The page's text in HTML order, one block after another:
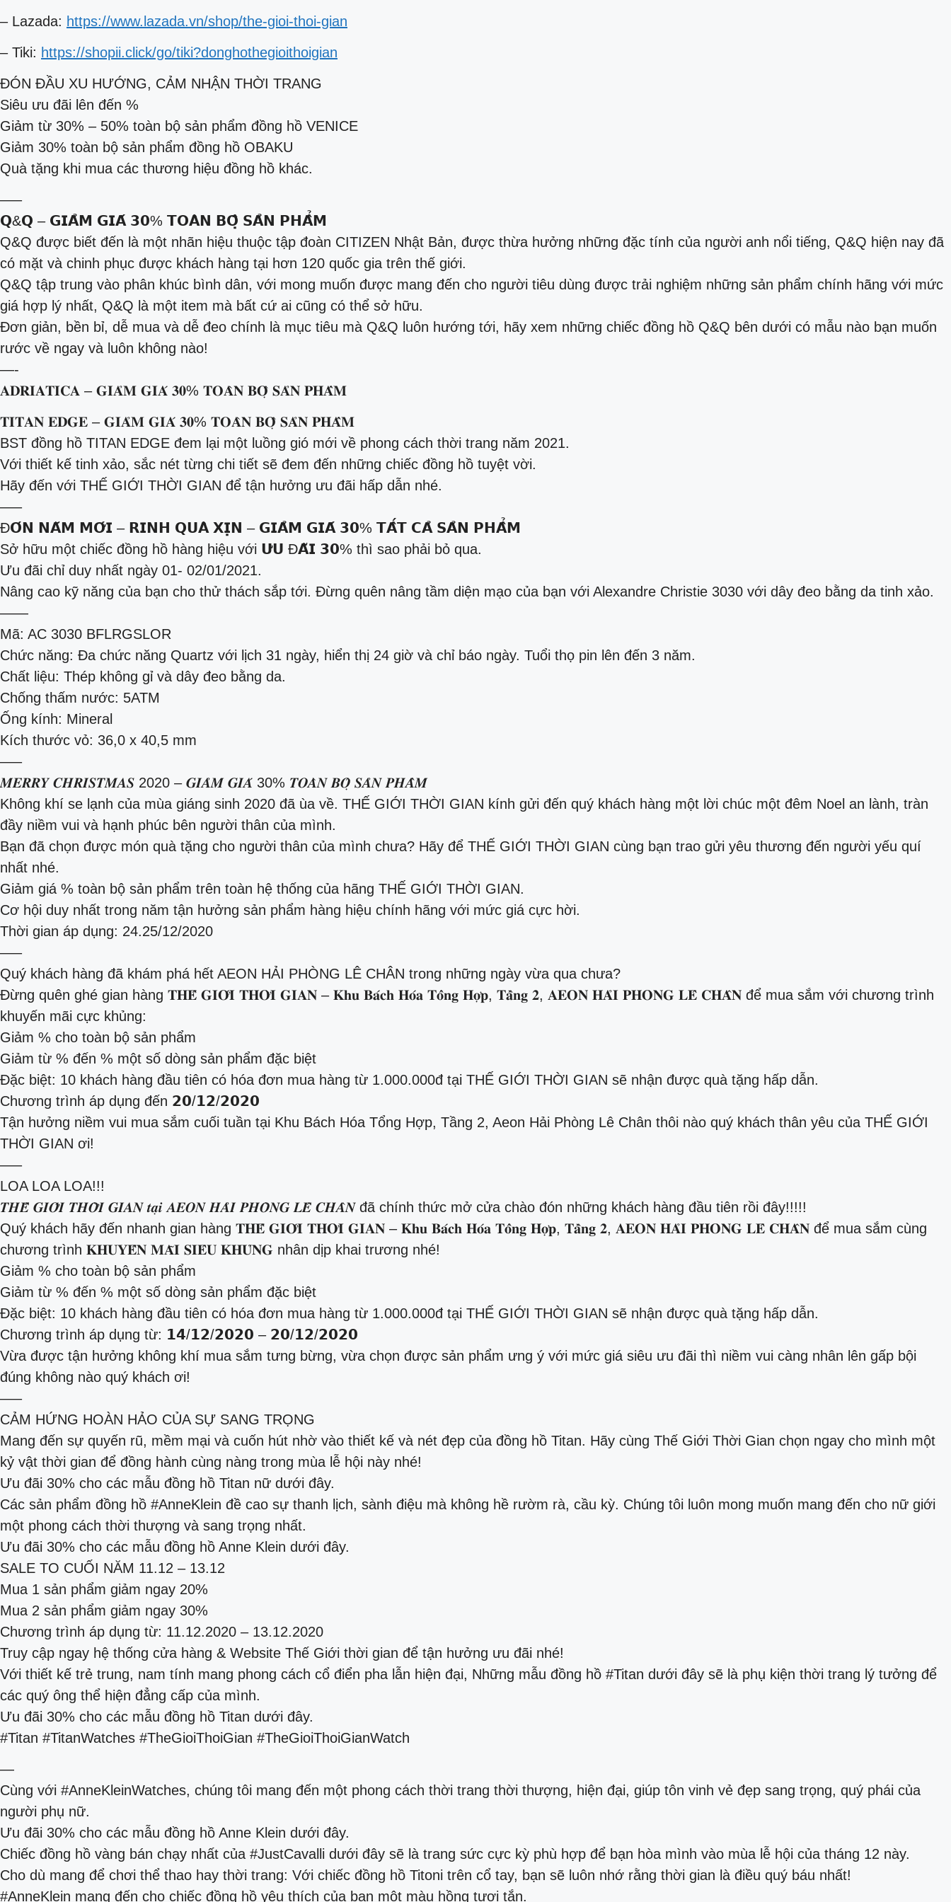
– Lazada: https://www.lazada.vn/shop/the-gioi-thoi-gian
– Tiki: https://shopii.click/go/tiki?donghothegioithoigian
ĐÓN ĐẦU XU HƯỚNG, CẢM NHẬN THỜI TRANG
Siêu ưu đãi lên đến %
Giảm từ 30% – 50% toàn bộ sản phẩm đồng hồ VENICE
Giảm 30% toàn bộ sản phẩm đồng hồ OBAKU
Quà tặng khi mua các thương hiệu đồng hồ khác.
—–
𝗤&𝗤 – 𝗚𝗜𝗔̉𝗠 𝗚𝗜𝗔́ 𝟯𝟬% 𝗧𝗢𝗔̀𝗡 𝗕𝗢̣̂ 𝗦𝗔̉𝗡 𝗣𝗛𝗔̂̉𝗠
Q&Q được biết đến là một nhãn hiệu thuộc tập đoàn CITIZEN Nhật Bản, được thừa hưởng những đặc tính của người anh nổi tiếng, Q&Q hiện nay đã
có mặt và chinh phục được khách hàng tại hơn 120 quốc gia trên thế giới.
Q&Q tập trung vào phân khúc bình dân, với mong muốn được mang đến cho người tiêu dùng được trải nghiệm những sản phẩm chính hãng với mức
giá hợp lý nhất, Q&Q là một item mà bất cứ ai cũng có thể sở hữu.
Đơn giản, bền bỉ, dễ mua và dễ đeo chính là mục tiêu mà Q&Q luôn hướng tới, hãy xem những chiếc đồng hồ Q&Q bên dưới có mẫu nào bạn muốn
rước về ngay và luôn không nào!
—-
𝐀𝐃𝐑𝐈𝐀𝐓𝐈𝐂𝐀 – 𝐆𝐈𝐀̉𝐌 𝐆𝐈𝐀́ 𝟑𝟎% 𝐓𝐎𝐀̀𝐍 𝐁𝐎̣̂ 𝐒𝐀̉𝐍 𝐏𝐇𝐀̂̉𝐌
𝐓𝐈𝐓𝐀𝐍 𝐄𝐃𝐆𝐄 – 𝐆𝐈𝐀̉𝐌 𝐆𝐈𝐀́ 𝟑𝟎% 𝐓𝐎𝐀̀𝐍 𝐁𝐎̣̂ 𝐒𝐀̉𝐍 𝐏𝐇𝐀̂̉𝐌
BST đồng hồ TITAN EDGE đem lại một luồng gió mới về phong cách thời trang năm 2021.
Với thiết kế tinh xảo, sắc nét từng chi tiết sẽ đem đến những chiếc đồng hồ tuyệt vời.
Hãy đến với THẾ GIỚI THỜI GIAN để tận hưởng ưu đãi hấp dẫn nhé.
—–
Đ𝗢́𝗡 𝗡𝗔̆𝗠 𝗠𝗢̛́𝗜 – 𝗥𝗜𝗡𝗛 𝗤𝗨𝗔̀ 𝗫𝗜̣𝗡 – 𝗚𝗜𝗔̉𝗠 𝗚𝗜𝗔́ 𝟯𝟬% 𝗧𝗔̂́𝗧 𝗖𝗔̉ 𝗦𝗔̉𝗡 𝗣𝗛𝗔̂̉𝗠
Sở hữu một chiếc đồng hồ hàng hiệu với 𝗨̛𝗨 Đ𝗔̃𝗜 𝟯𝟬% thì sao phải bỏ qua.
Ưu đãi chỉ duy nhất ngày 01- 02/01/2021.
Nâng cao kỹ năng của bạn cho thử thách sắp tới. Đừng quên nâng tầm diện mạo của bạn với Alexandre Christie 3030 với dây đeo bằng da tinh xảo.
——
Mã: AC 3030 BFLRGSLOR
Chức năng: Đa chức năng Quartz với lịch 31 ngày, hiển thị 24 giờ và chỉ báo ngày. Tuổi thọ pin lên đến 3 năm.
Chất liệu: Thép không gỉ và dây đeo bằng da.
Chống thấm nước: 5ATM
Ống kính: Mineral
Kích thước vỏ: 36,0 x 40,5 mm
—–
𝑴𝑬𝑹𝑹𝒀 𝑪𝑯𝑹𝑰𝑺𝑻𝑴𝑨𝑺 2020 – 𝑮𝑰𝑨̉𝑴 𝑮𝑰𝑨́ 30% 𝑻𝑶𝑨̀𝑵 𝑩𝑶̣̂ 𝑺𝑨̉𝑵 𝑷𝑯𝑨̂̉𝑴
Không khí se lạnh của mùa giáng sinh 2020 đã ùa về. THẾ GIỚI THỜI GIAN kính gửi đến quý khách hàng một lời chúc một đêm Noel an lành, tràn
đầy niềm vui và hạnh phúc bên người thân của mình.
Bạn đã chọn được món quà tặng cho người thân của mình chưa? Hãy để THẾ GIỚI THỜI GIAN cùng bạn trao gửi yêu thương đến người yếu quí
nhất nhé.
Giảm giá % toàn bộ sản phẩm trên toàn hệ thống của hãng THẾ GIỚI THỜI GIAN.
Cơ hội duy nhất trong năm tận hưởng sản phẩm hàng hiệu chính hãng với mức giá cực hời.
Thời gian áp dụng: 24.25/12/2020
—–
Quý khách hàng đã khám phá hết AEON HẢI PHÒNG LÊ CHÂN trong những ngày vừa qua chưa?
Đừng quên ghé gian hàng 𝐓𝐇𝐄̂́ 𝐆𝐈𝐎̛́𝐈 𝐓𝐇𝐎̛̀𝐈 𝐆𝐈𝐀𝐍 – 𝐊𝐡𝐮 𝐁𝐚́𝐜𝐡 𝐇𝐨́𝐚 𝐓𝐨̂̉𝐧𝐠 𝐇𝐨̛̣𝐩, 𝐓𝐚̂̀𝐧𝐠 𝟐, 𝐀𝐄𝐎𝐍 𝐇𝐀̉𝐈 𝐏𝐇𝐎̀𝐍𝐆 𝐋𝐄̂ 𝐂𝐇𝐀̂𝐍 để mua sắm với chương trình
khuyến mãi cực khủng:
Giảm % cho toàn bộ sản phẩm
Giảm từ % đến % một số dòng sản phẩm đặc biệt
Đặc biệt: 10 khách hàng đầu tiên có hóa đơn mua hàng từ 1.000.000đ tại THẾ GIỚI THỜI GIAN sẽ nhận được quà tặng hấp dẫn.
Chương trình áp dụng đến 𝟮𝟬/𝟭𝟮/𝟮𝟬𝟮𝟬
Tận hưởng niềm vui mua sắm cuối tuần tại Khu Bách Hóa Tổng Hợp, Tầng 2, Aeon Hải Phòng Lê Chân thôi nào quý khách thân yêu của THẾ GIỚI
THỜI GIAN ơi!
—–
LOA LOA LOA!!!
𝑻𝑯𝑬̂́ 𝑮𝑰𝑶̛́𝑰 𝑻𝑯𝑶̛̀𝑰 𝑮𝑰𝑨𝑵 𝒕𝒂̣𝒊 𝑨𝑬𝑶𝑵 𝑯𝑨̉𝑰 𝑷𝑯𝑶̀𝑵𝑮 𝑳𝑬̂ 𝑪𝑯𝑨̂𝑵 đã chính thức mở cửa chào đón những khách hàng đầu tiên rồi đây!!!!!
Quý khách hãy đến nhanh gian hàng 𝐓𝐇𝐄̂́ 𝐆𝐈𝐎̛́𝐈 𝐓𝐇𝐎̛̀𝐈 𝐆𝐈𝐀𝐍 – 𝐊𝐡𝐮 𝐁𝐚́𝐜𝐡 𝐇𝐨́𝐚 𝐓𝐨̂̉𝐧𝐠 𝐇𝐨̛̣𝐩, 𝐓𝐚̂̀𝐧𝐠 𝟐, 𝐀𝐄𝐎𝐍 𝐇𝐀̉𝐈 𝐏𝐇𝐎̀𝐍𝐆 𝐋𝐄̂ 𝐂𝐇𝐀̂𝐍 để mua sắm cùng
chương trình 𝐊𝐇𝐔𝐘𝐄̂́𝐍 𝐌𝐀̃𝐈 𝐒𝐈𝐄̂𝐔 𝐊𝐇𝐔̉𝐍𝐆 nhân dịp khai trương nhé!
Giảm % cho toàn bộ sản phẩm
Giảm từ % đến % một số dòng sản phẩm đặc biệt
Đặc biệt: 10 khách hàng đầu tiên có hóa đơn mua hàng từ 1.000.000đ tại THẾ GIỚI THỜI GIAN sẽ nhận được quà tặng hấp dẫn.
Chương trình áp dụng từ: 𝟭𝟰/𝟭𝟮/𝟮𝟬𝟮𝟬 – 𝟮𝟬/𝟭𝟮/𝟮𝟬𝟮𝟬
Vừa được tận hưởng không khí mua sắm tưng bừng, vừa chọn được sản phẩm ưng ý với mức giá siêu ưu đãi thì niềm vui càng nhân lên gấp bội
đúng không nào quý khách ơi!
—–
CẢM HỨNG HOÀN HẢO CỦA SỰ SANG TRỌNG
Mang đến sự quyến rũ, mềm mại và cuốn hút nhờ vào thiết kế và nét đẹp của đồng hồ Titan. Hãy cùng Thế Giới Thời Gian chọn ngay cho mình một
kỷ vật thời gian để đồng hành cùng nàng trong mùa lễ hội này nhé!
Ưu đãi 30% cho các mẫu đồng hồ Titan nữ dưới đây.
Các sản phẩm đồng hồ #AnneKlein đề cao sự thanh lịch, sành điệu mà không hề rườm rà, cầu kỳ. Chúng tôi luôn mong muốn mang đến cho nữ giới
một phong cách thời thượng và sang trọng nhất.
Ưu đãi 30% cho các mẫu đồng hồ Anne Klein dưới đây.
SALE TO CUỐI NĂM 11.12 – 13.12
Mua 1 sản phẩm giảm ngay 20%
Mua 2 sản phẩm giảm ngay 30%
Chương trình áp dụng từ: 11.12.2020 – 13.12.2020
Truy cập ngay hệ thống cửa hàng & Website Thế Giới thời gian để tận hưởng ưu đãi nhé!
Với thiết kế trẻ trung, nam tính mang phong cách cổ điển pha lẫn hiện đại, Những mẫu đồng hồ #Titan dưới đây sẽ là phụ kiện thời trang lý tưởng để
các quý ông thể hiện đẳng cấp của mình.
Ưu đãi 30% cho các mẫu đồng hồ Titan dưới đây.
#Titan #TitanWatches #TheGioiThoiGian #TheGioiThoiGianWatch
—
Cùng với #AnneKleinWatches, chúng tôi mang đến một phong cách thời trang thời thượng, hiện đại, giúp tôn vinh vẻ đẹp sang trọng, quý phái của
người phụ nữ.
Ưu đãi 30% cho các mẫu đồng hồ Anne Klein dưới đây.
Chiếc đồng hồ vàng bán chạy nhất của #JustCavalli dưới đây sẽ là trang sức cực kỳ phù hợp để bạn hòa mình vào mùa lễ hội của tháng 12 này.
Cho dù mang để chơi thể thao hay thời trang: Với chiếc đồng hồ Titoni trên cổ tay, bạn sẽ luôn nhớ rằng thời gian là điều quý báu nhất!
#AnneKlein mang đến cho chiếc đồng hồ yêu thích của bạn một màu hồng tươi tắn.